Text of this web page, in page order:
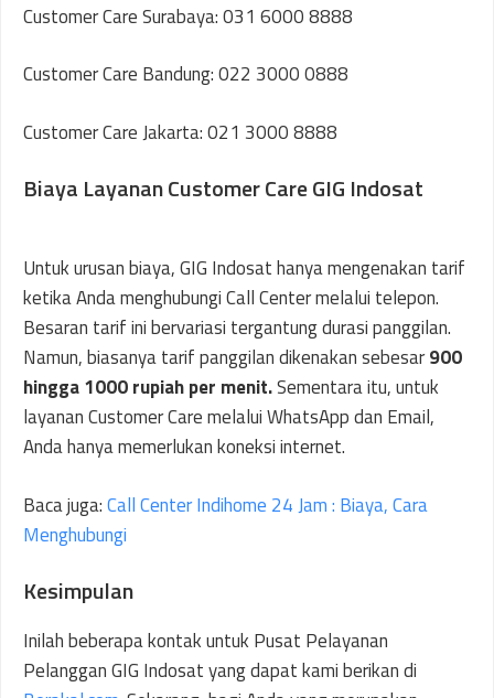
Customer Care Surabaya: 031 6000 8888
Customer Care Bandung: 022 3000 0888
Customer Care Jakarta: 021 3000 8888
Biaya Layanan Customer Care GIG Indosat
Untuk urusan biaya, GIG Indosat hanya mengenakan tarif
ketika Anda menghubungi Call Center melalui telepon.
Besaran tarif ini bervariasi tergantung durasi panggilan.
Namun, biasanya tarif panggilan dikenakan sebesar900
hingga 1000 rupiah per menit.Sementara itu, untuk
layanan Customer Care melalui WhatsApp dan Email,
Anda hanya memerlukan koneksi internet.
Baca juga:Call Center Indihome 24 Jam : Biaya, Cara
Menghubungi
Kesimpulan
Inilah beberapa kontak untuk Pusat Pelayanan
Pelanggan GIG Indosat yang dapat kami berikan di